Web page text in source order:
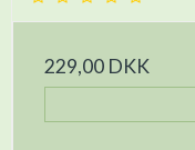
229,00 DKK